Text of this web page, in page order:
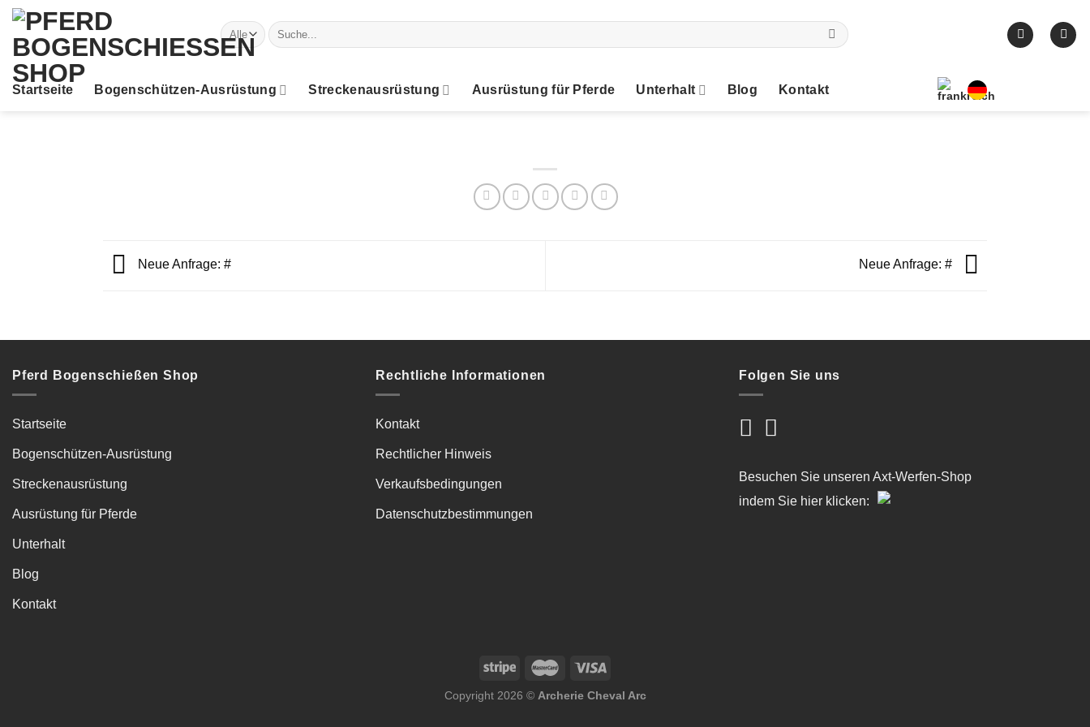
Zum
Inhalt
springen
Suche
nach:
Startseite Bogenschützen-Ausrüstung Streckenausrüstung Ausrüstung für Pferde Unterhalt Blog Kontakt
Neue Anfrage: # Neue Anfrage: #
Pferd Bogenschießen Shop
Startseite
Bogenschützen-Ausrüstung
Streckenausrüstung
Ausrüstung für Pferde
Unterhalt
Blog
Kontakt
Rechtliche Informationen
Kontakt
Rechtlicher Hinweis
Verkaufsbedingungen
Datenschutzbestimmungen
Folgen Sie uns
Besuchen Sie unseren Axt-Werfen-Shop
indem Sie hier klicken:
Copyright 2026 © Archerie Cheval Arc